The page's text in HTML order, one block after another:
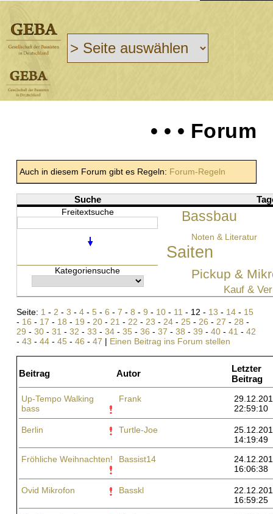
• • • Forum
Auch in diesem Forum gibt es Regeln: Forum-Regeln
Suche
Freitextsuche
Saiten
Bassbau
Pickup &
Kauf &
Noten & Literatur
Kategoriensuche
Seite: 1 - 2 - 3 - 4 - 5 - 6 - 7 - 8 - 9 - 10 - 11 - 12 - 13 - 14 - 15
- 16 - 17 - 18 - 19 - 20 - 21 - 22 - 23 - 24 - 25 - 26 - 27 - 28 -
29 - 30 - 31 - 32 - 33 - 34 - 35 - 36 - 37 - 38 - 39 - 40 - 41 - 42
- 43 - 44 - 45 - 46 - 47 | Einen Beitrag ins Forum stellen
Beitrag Autor
Letzter
Beitrag
Up-Tempo Walking
bass
Frank
22:59:10
Berlin Turtle-Joe
14:19:49
Fröhliche Weihnachten!
Bassist14
16:06:38
Ovid Mikrofon Basskl
16:59:25